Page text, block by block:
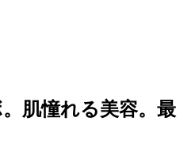
肌憧れる美容。 最